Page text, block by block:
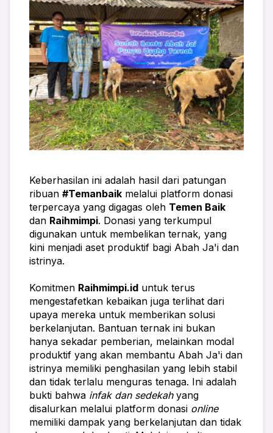
Keberhasilan ini adalah hasil dari patungan
ribuan #Temanbaik melalui platform donasi
terpercaya yang digagas oleh Temen Baik
dan Raihmimpi. Donasi yang terkumpul
digunakan untuk membelikan ternak, yang
kini menjadi aset produktif bagi Abah Ja'i dan
istrinya.
Komitmen Raihmimpi.id untuk terus
mengestafetkan kebaikan juga terlihat dari
upaya mereka untuk memberikan solusi
berkelanjutan. Bantuan ternak ini bukan
hanya sekadar pemberian, melainkan modal
produktif yang akan membantu Abah Ja'i dan
istrinya memiliki penghasilan yang lebih stabil
dan tidak terlalu menguras tenaga. Ini adalah
bukti bahwa infak dan sedekah yang
disalurkan melalui platform donasi online
memiliki dampak yang berkelanjutan dan tidak